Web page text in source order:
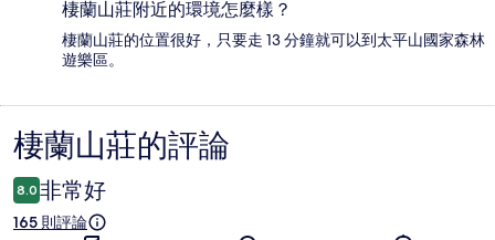
棲蘭山莊附近的環境怎麼樣？
棲蘭山莊的位置很好，只要走 13 分鐘就可以到太平山國家森林
遊樂區。
評
論
棲蘭山莊的評論
8.0 非常好
165 則評論